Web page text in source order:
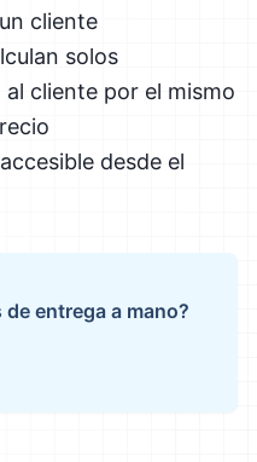
cliente
solos
cliente por el mismo
desde el
entrega a mano?